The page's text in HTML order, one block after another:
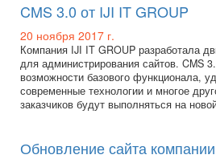
CMS 3.0 от IJI IT GROUP
20 ноября 2017 г.
Компания IJI IT GROUP разработала
для администрирования сайтов. CMS
возможности базового функционала,
современные технологии и многое
заказчиков будут выполняться на
Обновление сайта компании